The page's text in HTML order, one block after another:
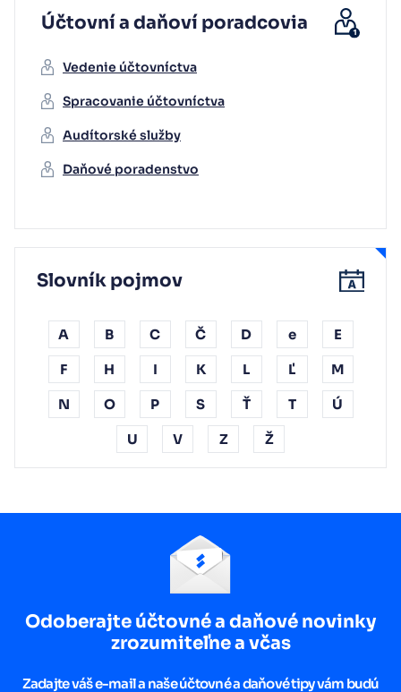
Účtovní a daňoví poradcovia
Vedenie účtovníctva
Spracovanie účtovníctva
Audítorské služby
Daňové poradenstvo
Slovník pojmov
A B C Č D e E
F H I K L Ľ M
N O P S Ť T Ú
U V Z Ž
Odoberajte účtovné a daňové novinky
zrozumiteľne a včas
Zadajte váš e-mail a naše účtovné a daňové tipy vám budú